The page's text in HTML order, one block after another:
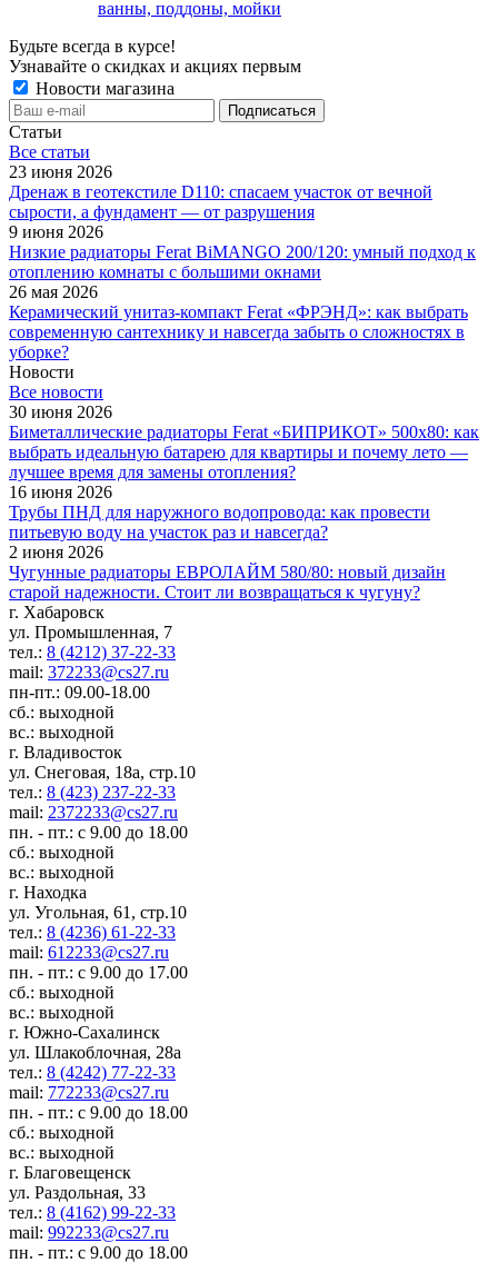
ванны, поддоны, мойки
Будьте всегда в курсе!
Узнавайте о скидках и акциях первым
Новости магазина
Статьи
Все cтатьи
23 июня 2026
Дренаж в геотекстиле D110: спасаем участок от вечной
сырости, а фундамент — от разрушения
9 июня 2026
Низкие радиаторы Ferat BiMANGO 200/120: умный подход к
отоплению комнаты с большими окнами
26 мая 2026
Керамический унитаз-компакт Ferat «ФРЭНД»: как выбрать
современную сантехнику и навсегда забыть о сложностях в
уборке?
Новости
Все новости
30 июня 2026
Биметаллические радиаторы Ferat «БИПРИКОТ» 500x80: как
выбрать идеальную батарею для квартиры и почему лето —
лучшее время для замены отопления?
16 июня 2026
Трубы ПНД для наружного водопровода: как провести
питьевую воду на участок раз и навсегда?
2 июня 2026
Чугунные радиаторы ЕВРОЛАЙМ 580/80: новый дизайн
старой надежности. Стоит ли возвращаться к чугуну?
г. Хабаровск
ул. Промышленная, 7
тел.: 8 (4212) 37-22-33
mail: 372233@cs27.ru
пн-пт.: 09.00-18.00
сб.: выходной
вс.: выходной
г. Владивосток
ул. Снеговая, 18а, стр.10
тел.: 8 (423) 237-22-33
mail: 2372233@cs27.ru
пн. - пт.: с 9.00 до 18.00
сб.: выходной
вс.: выходной
г. Находка
ул. Угольная, 61, стр.10
тел.: 8 (4236) 61-22-33
mail: 612233@cs27.ru
пн. - пт.: с 9.00 до 17.00
сб.: выходной
вс.: выходной
г. Южно-Сахалинск
ул. Шлакоблочная, 28а
тел.: 8 (4242) 77-22-33
mail: 772233@cs27.ru
пн. - пт.: с 9.00 до 18.00
сб.: выходной
вс.: выходной
г. Благовещенск
ул. Раздольная, 33
тел.: 8 (4162) 99-22-33
mail: 992233@cs27.ru
пн. - пт.: с 9.00 до 18.00